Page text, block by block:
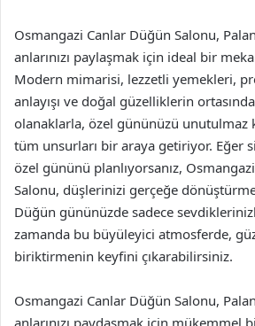
Osmangazi Canlar Düğün Salonu,
anlarınızı paylaşmak için ideal bir
Modern mimarisi, lezzetli yemekleri,
anlayışı ve doğal güzelliklerin
olanaklarla, özel gününüzü unutulmaz
tüm unsurları bir araya getiriyor. Eğer
özel gününü planlıyorsanız,
Salonu, düşlerinizi gerçeğe
Düğün gününüzde sadece
zamanda bu büyüleyici atmosferde,
biriktirmenin keyfini çıkarabilirsiniz.
Osmangazi Canlar Düğün Salonu,
anlarınızı paydaşmak için mükemmel